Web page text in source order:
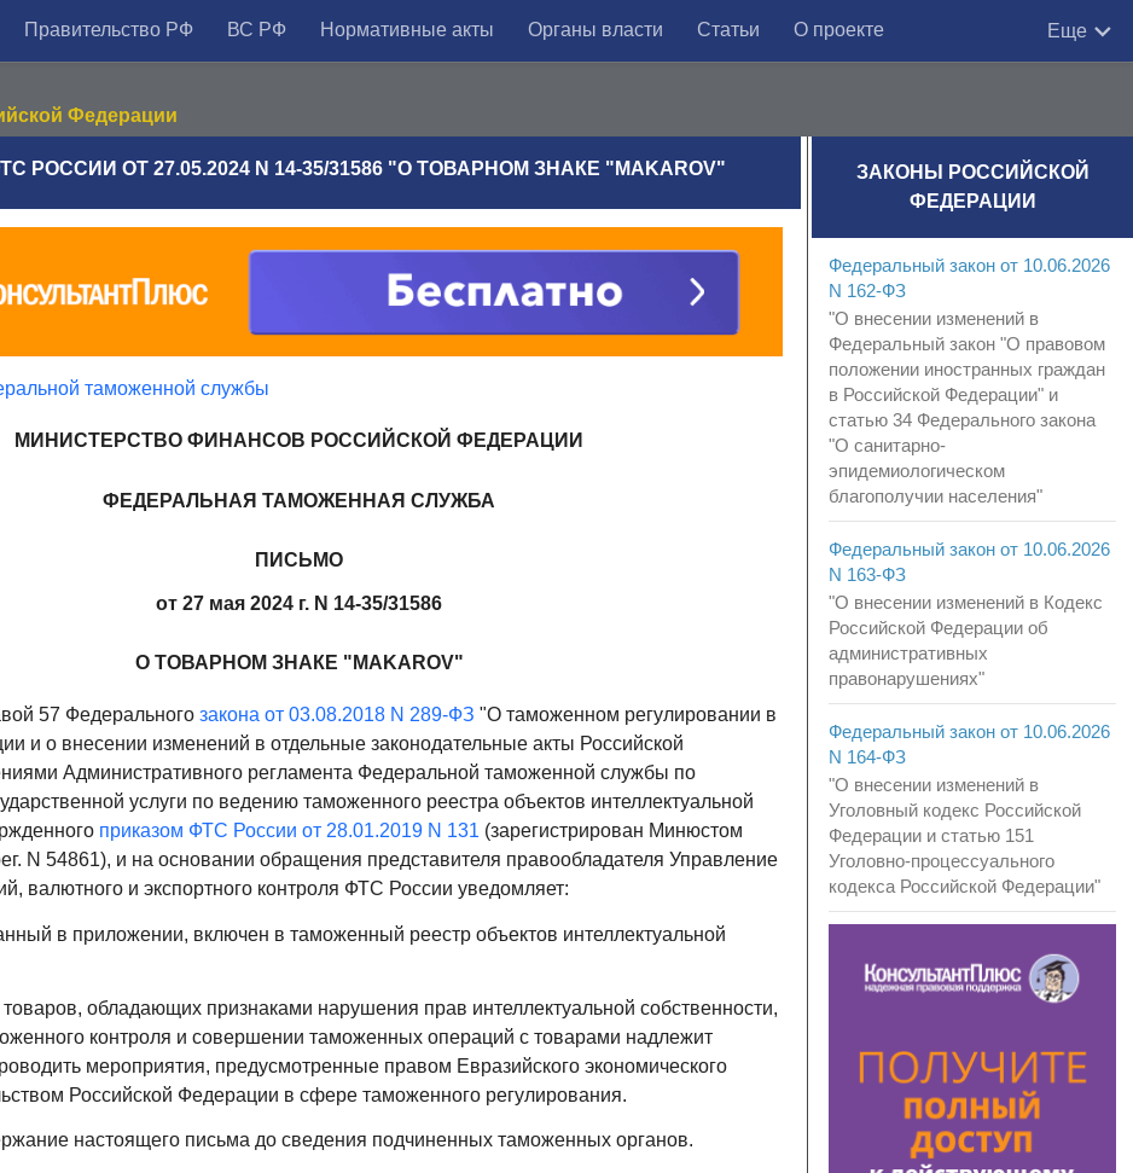
Правительство РФ ВС РФ Нормативные акты Органы власти Статьи О проекте Еще
Федерации
РОССИИ ОТ 27.05.2024 N 14-35/31586 "О ТОВАРНОМ ЗНАКЕ "MAKAROV"
таможенной службы
МИНИСТЕРСТВО ФИНАНСОВ РОССИЙСКОЙ ФЕДЕРАЦИИ
ФЕДЕРАЛЬНАЯ ТАМОЖЕННАЯ СЛУЖБА
ПИСЬМО
от 27 мая 2024 г. N 14-35/31586
О ТОВАРНОМ ЗНАКЕ "MAKAROV"
57 Федерального закона от 03.08.2018 N 289-ФЗ "О таможенном регулировании в
и о внесении изменений в отдельные законодательные акты Российской
Административного регламента Федеральной таможенной службы по
услуги по ведению таможенного реестра объектов интеллектуальной
приказом ФТС России от 28.01.2019 N 131 (зарегистрирован Минюстом
N 54861), и на основании обращения представителя правообладателя Управление
валютного и экспортного контроля ФТС России уведомляет:
в приложении, включен в таможенный реестр объектов интеллектуальной
обладающих признаками нарушения прав интеллектуальной собственности,
контроля и совершении таможенных операций с товарами надлежит
мероприятия, предусмотренные правом Евразийского экономического
Российской Федерации в сфере таможенного регулирования.
настоящего письма до сведения подчиненных таможенных органов.
ЗАКОНЫ РОССИЙСКОЙ
ФЕДЕРАЦИИ
Федеральный закон от 10.06.2026
N 162-ФЗ
"О внесении изменений в
Федеральный закон "О правовом
положении иностранных граждан
в Российской Федерации" и
статью 34 Федерального закона
"О санитарно-
эпидемиологическом
благополучии населения"
Федеральный закон от 10.06.2026
N 163-ФЗ
"О внесении изменений в Кодекс
Российской Федерации об
административных
правонарушениях"
Федеральный закон от 10.06.2026
N 164-ФЗ
"О внесении изменений в
Уголовный кодекс Российской
Федерации и статью 151
Уголовно-процессуального
кодекса Российской Федерации"